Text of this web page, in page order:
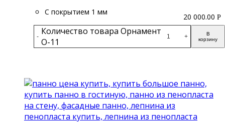
С покрытием 1 мм
- Количество товара Орнамент
О-11
+
В
корзину
20 000.00 Р